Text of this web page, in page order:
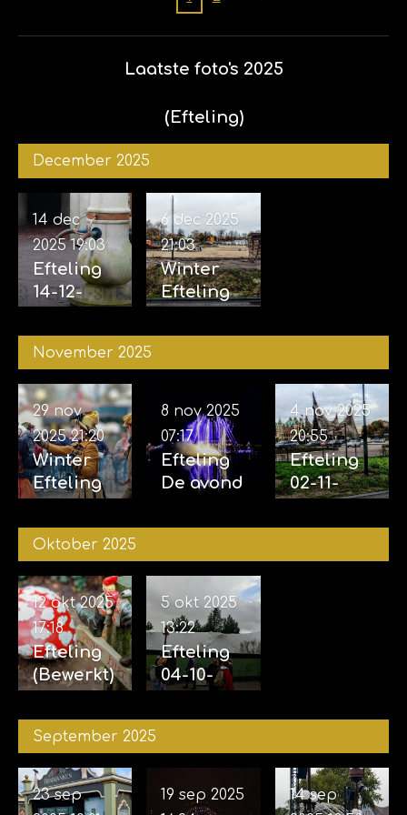
2026
Laatste foto's 2025
(Efteling)
December 2025
Efteling
14-12-
14 dec
2025 19:03
Winter
Efteling
2025
6 dec 2025
21:03
November 2025
Winter
Efteling
2025
29 nov
2025 21:20
Efteling
De avond
vijf
07-11-2025
8 nov 2025
07:17
Efteling
02-11-
04-11-
4 nov 2025
20:55
Oktober 2025
Efteling
(Bewerkt)
2025
12 okt 2025
17:18
Efteling
04-10-
5 okt 2025
13:22
September 2025
23 sep
19 sep 2025
14 sep